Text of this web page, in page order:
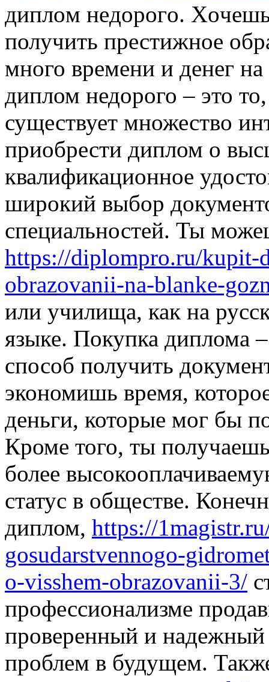
диплoм нeдoрoгo.
получить престижное
много времени и денег
диплом недорого – это
существует множество
приобрести диплом о
квалификационное
широкий выбор
специальностей. Ты
https://diplompro.ru/kupit-
obrazovanii-na-blanke-
или училища, как на
языке. Покупка диплома
способ получить
экономишь время,
деньги, которые мог бы
Кроме того, ты
более
статус в обществе.
диплом, https://
gosudarstvennogo-
o-visshem-obrazovanii-3/
профессионализме
проверенный и надежный
проблем в будущем.